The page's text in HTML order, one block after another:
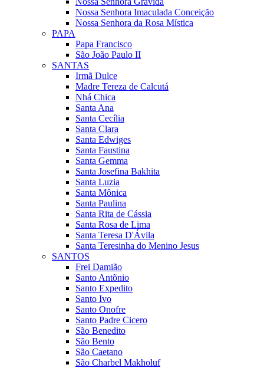
Nossa Senhora Imaculada Conceição
Nossa Senhora da Rosa Mística
PAPA
Papa Francisco
São João Paulo II
SANTAS
Irmã Dulce
Madre Tereza de Calcutá
Nhá Chica
Santa Ana
Santa Cecília
Santa Clara
Santa Edwiges
Santa Faustina
Santa Gemma
Santa Josefina Bakhita
Santa Luzia
Santa Mônica
Santa Paulina
Santa Rita de Cássia
Santa Rosa de Lima
Santa Teresa D'Ávila
Santa Teresinha do Menino Jesus
SANTOS
Frei Damião
Santo Antõnio
Santo Expedito
Santo Ivo
Santo Onofre
Santo Padre Cicero
São Benedito
São Bento
São Caetano
São Charbel Makholuf